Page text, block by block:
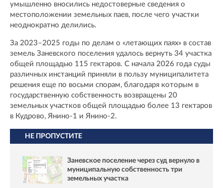
умышленно вносились недостоверные сведения о
местоположении земельных паев, после чего участки
неоднократно делились.
За 2023–2025 годы по делам о «летающих паях» в состав
земель Заневского поселения удалось вернуть 34 участка
общей площадью 115 гектаров. С начала 2026 года суды
различных инстанций приняли в пользу муниципалитета
решения еще по восьми спорам, благодаря которым в
государственную собственность возвращены 20
земельных участков общей площадью более 13 гектаров
в Кудрово, Янино-1 и Янино-2.
НЕ ПРОПУСТИТЕ
Заневское поселение через суд вернуло в
муниципальную собственность три
земельных участка